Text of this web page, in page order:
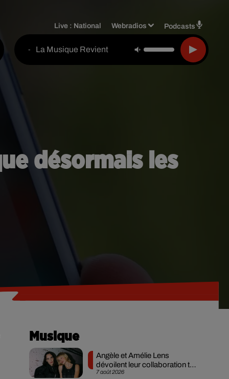
Live : National Webradios Podcasts
- La Musique Revient
désormais les
Musique
7 août 2026
Angèle et Amélie Lens
dévoilent leur collaboration tant
attendue